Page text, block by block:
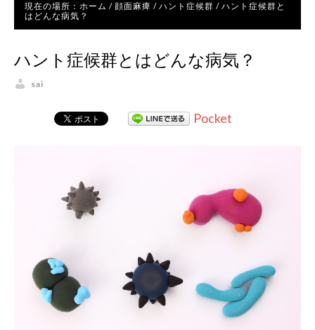
現在の場所： ホーム / 顔面麻痺 / ハント症候群 / ハント症候群と
はどんな病気？
ハント症候群とはどんな病気？
sai
Pocket